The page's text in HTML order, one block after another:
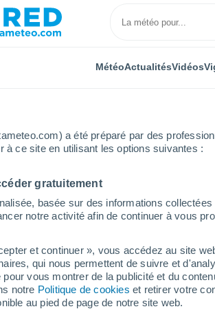
a été préparé par des
à ce site en utilisant les options suivantes :
gratuitement
basée sur des informations
notre activité afin de continuer à vous
et continuer », vous accédez au site
qui nous permettent de suivre et
vous montrer de la publicité et du
notre Politique de cookies et retirer votre
au pied de page de notre site web.
MétéoActualitésVidéos
Département de Boaco
le département
Toute la journée Symbole